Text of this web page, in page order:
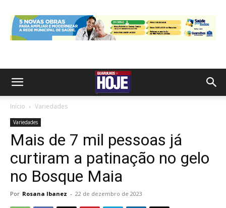
Início Variedades
Variedades
Mais de 7 mil pessoas já
curtiram a patinação no gelo
no Bosque Maia
Por Rosana Ibanez - 22 de dezembro de 2023